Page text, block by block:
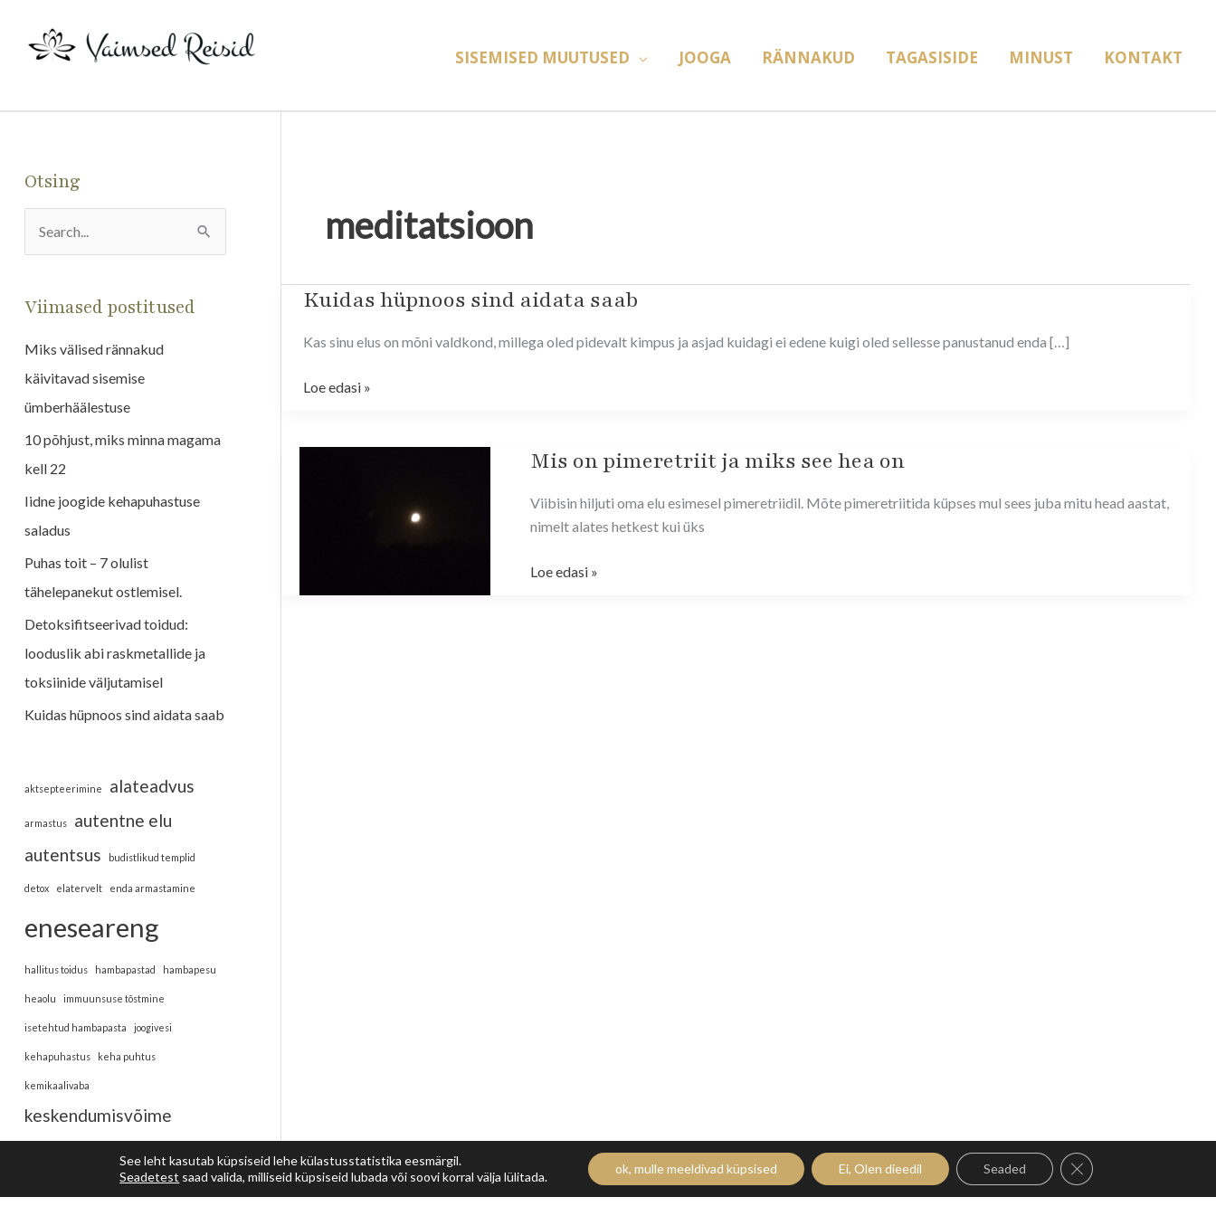
content
SISEMISED MUUTUSED JOOGA RÄNNAKUD TAGASISIDE MINUST KONTAKT
Otsing
c
h
f
o
r
:
Viimased postitused
Miks välised rännakud
käivitavad sisemise
ümberhäälestuse
10 põhjust, miks minna magama
kell 22
Iidne joogide kehapuhastuse
saladus
Puhas toit – 7 olulist
tähelepanekut ostlemisel.
Detoksifitseerivad toidud:
looduslik abi raskmetallide ja
toksiinide väljutamisel
Kuidas hüpnoos sind aidata saab
aktsepteerimine alateadvus
armastus
autentne elu
autentsus
budistlikud templid
detox elatervelt enda armastamine
eneseareng
hallitus toidus hambapastad hambapesu
heaolu immuunsuse tõstmine
isetehtud hambapasta joogivesi
kehapuhastus keha puhtus
kemikaalivaba
keskendumisvõime
meditatsioon
meditatsioon
Kuidas hüpnoos sind aidata saab
Kas sinu elus on mõni valdkond, millega oled pidevalt kimpus ja asjad kuidagi ei edene kuigi oled sellesse panustanud enda […]
Kuidas
sind
saab
Loe edasi »
Mis on pimeretriit ja miks see hea on
Viibisin hiljuti oma elu esimesel pimeretriidil. Mõte pimeretriitida küpses mul sees juba mitu head aastat,
nimelt alates hetkest kui üks
Mis
pimeretriit
ja
see
Loe edasi »
See leht kasutab küpsiseid lehe külastusstatistika eesmärgil.
Seadetest saad valida, milliseid küpsiseid lubada või soovi korral välja lülitada.
ok, mulle meeldivad küpsised Ei, Olen dieedil Seaded Close GDPR Cookie